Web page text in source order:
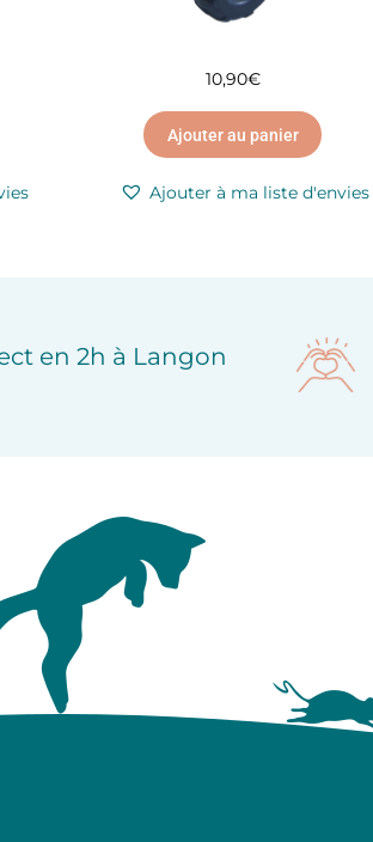
10,90€
Ajouter au panier
Ajouter à ma liste d'envies
en 2h à Langon